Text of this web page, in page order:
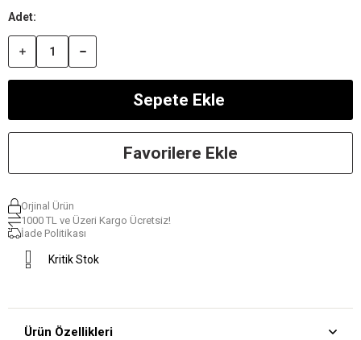
Favorilere Ekle
Orjinal Ürün
1000 TL ve Üzeri Kargo Ücretsiz!
İade Politikası
Kritik Stok
Ürün Özellikleri